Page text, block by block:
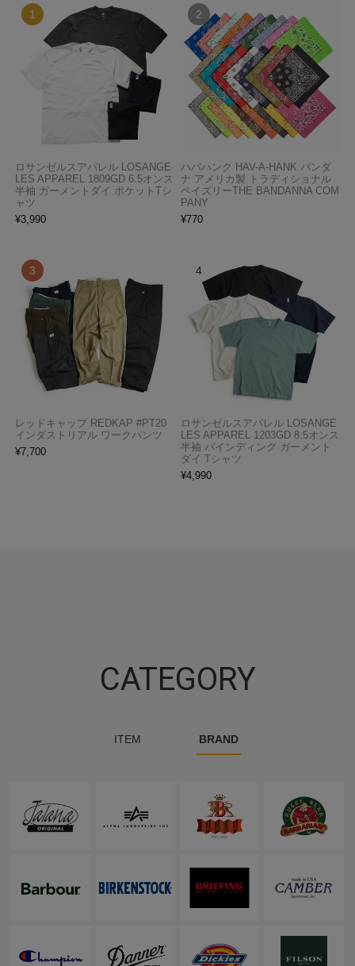
ロサンゼルスアパレル LOSANGE
LES APPAREL 1809GD 6.5オンス
半袖 ガーメントダイ ポケットTシ
ャツ
¥3,990
ハバハンク HAV-A-HANK バンダ
ナ アメリカ製 トラディショナル
ペイズリーTHE BANDANNA COM
PANY
¥770
レッドキャップ REDKAP #PT20
インダストリアル ワークパンツ
¥7,700
ロサンゼルスアパレル LOSANGE
LES APPAREL 1203GD 8.5オンス
半袖 バインディング ガーメント
ダイ Tシャツ
¥4,990
CATEGORY
ITEM BRAND